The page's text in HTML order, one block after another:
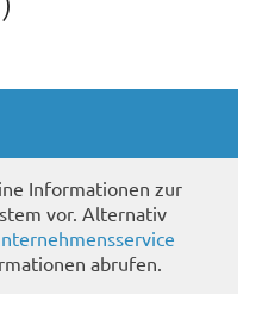
Informationen zur
vor. Alternativ
abrufen.